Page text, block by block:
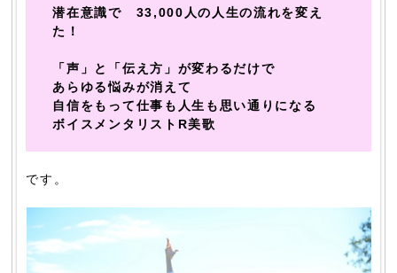
潜在意識で 33,000人の人生の流れを変え
た！
「声」と「伝え方」が変わるだけで
あらゆる悩みが消えて
自信をもって仕事も人生も思い通りになる
ボイスメンタリストR美歌
です。